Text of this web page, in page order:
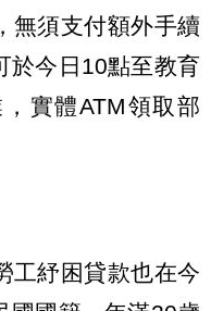
無須支付額外手續
於今日10點至教育
實體ATM領取部
工紓困貸款也在今